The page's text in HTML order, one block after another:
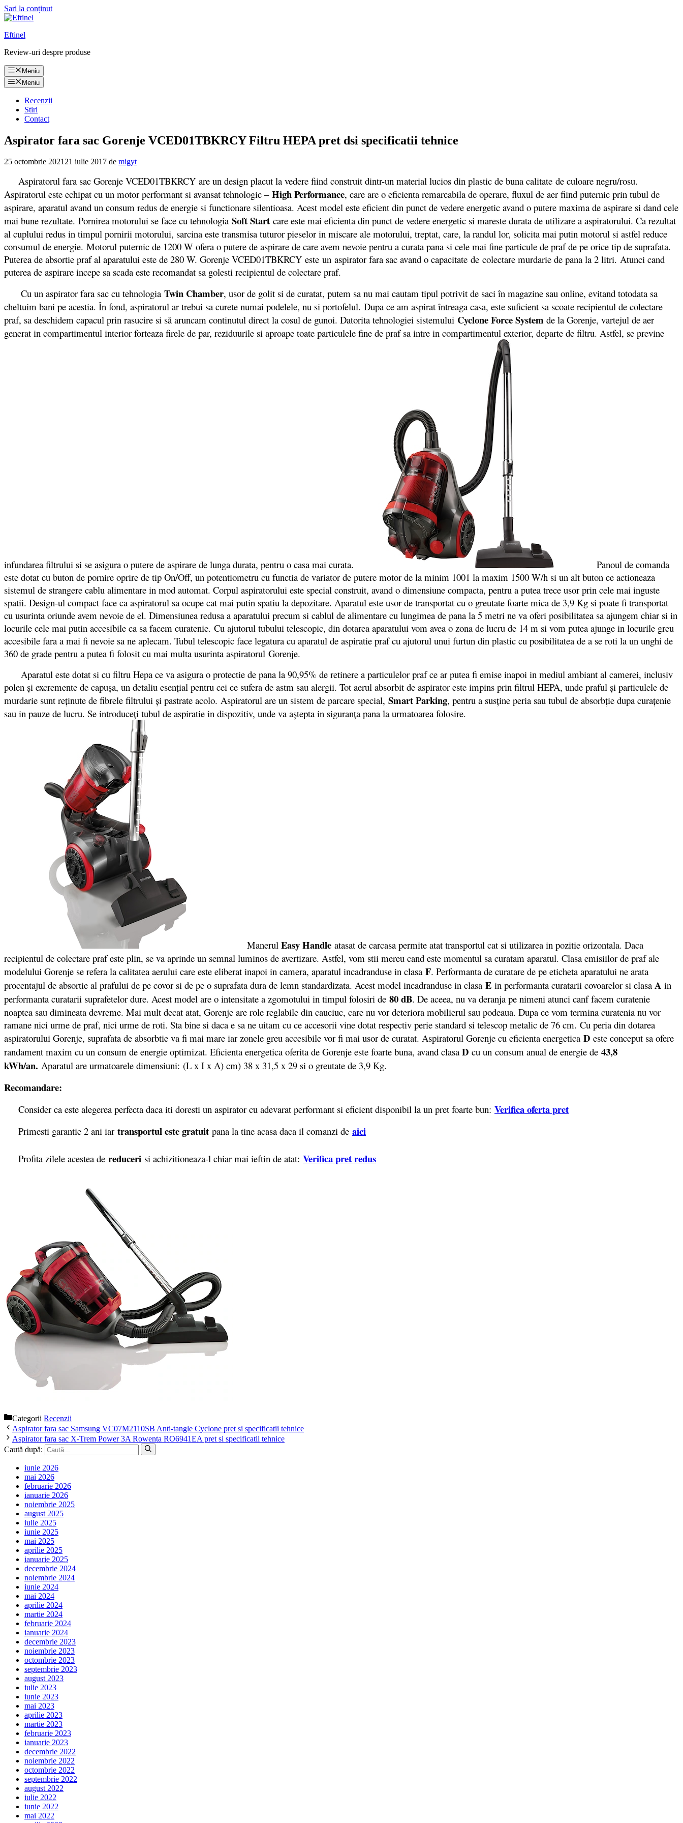
Sari la conținut
Eftinel
Review-uri despre produse
Meniu
Meniu
Recenzii
Stiri
Contact
Aspirator fara sac Gorenje VCED01TBKRCY Filtru HEPA pret dsi specificatii tehnice
25 octombrie 202121 iulie 2017 de migyt
Aspiratorul fara sac Gorenje VCED01TBKRCY are un design placut la vedere fiind construit dintr-un material lucios din plastic de buna calitate de culoare negru/rosu.
Aspiratorul este echipat cu un motor performant si avansat tehnologic – High Performance, care are o eficienta remarcabila de operare, fluxul de aer fiind puternic prin tubul de
aspirare, aparatul avand un consum redus de energie si functionare silentioasa. Acest model este eficient din punct de vedere energetic avand o putere maxima de aspirare si dand cele
mai bune rezultate. Pornirea motorului se face cu tehnologia Soft Start care este mai eficienta din punct de vedere energetic si mareste durata de utilizare a aspiratorului. Ca rezultat
al cuplului redus in timpul pornirii motorului, sarcina este transmisa tuturor pieselor in miscare ale motorului, treptat, care, la randul lor, solicita mai putin motorul si astfel reduce
consumul de energie. Motorul puternic de 1200 W ofera o putere de aspirare de care avem nevoie pentru a curata pana si cele mai fine particule de praf de pe orice tip de suprafata.
Puterea de absortie praf al aparatului este de 280 W. Gorenje VCED01TBKRCY este un aspirator fara sac avand o capacitate de colectare murdarie de pana la 2 litri. Atunci cand
puterea de aspirare incepe sa scada este recomandat sa golesti recipientul de colectare praf.
Cu un aspirator fara sac cu tehnologia Twin Chamber, usor de golit si de curatat, putem sa nu mai cautam tipul potrivit de saci în magazine sau online, evitand totodata sa
cheltuim bani pe acestia. În fond, aspiratorul ar trebui sa curete numai podelele, nu si portofelul. Dupa ce am aspirat întreaga casa, este suficient sa scoate recipientul de colectare
praf, sa deschidem capacul prin rasucire si să aruncam continutul direct la cosul de gunoi. Datorita tehnologiei sistemului Cyclone Force System de la Gorenje, vartejul de aer
generat in compartimentul interior forteaza firele de par, reziduurile si aproape toate particulele fine de praf sa intre in compartimentul exterior, departe de filtru. Astfel, se previne
infundarea filtrului si se asigura o putere de aspirare de lunga durata, pentru o casa mai curata.
Panoul de comanda
este dotat cu buton de pornire oprire de tip On/Off, un potentiometru cu functia de variator de putere motor de la minim 1001 la maxim 1500 W/h si un alt buton ce actioneaza
sistemul de strangere cablu alimentare in mod automat. Corpul aspiratorului este special construit, avand o dimensiune compacta, pentru a putea trece usor prin cele mai inguste
spatii. Design-ul compact face ca aspiratorul sa ocupe cat mai putin spatiu la depozitare. Aparatul este usor de transportat cu o greutate foarte mica de 3,9 Kg si poate fi transportat
cu usurinta oriunde avem nevoie de el. Dimensiunea redusa a aparatului precum si cablul de alimentare cu lungimea de pana la 5 metri ne va oferi posibilitatea sa ajungem chiar si in
locurile cele mai putin accesibile ca sa facem curatenie. Cu ajutorul tubului telescopic, din dotarea aparatului vom avea o zona de lucru de 14 m si vom putea ajunge in locurile greu
accesibile fara a mai fi nevoie sa ne aplecam. Tubul telescopic face legatura cu aparatul de aspiratie praf cu ajutorul unui furtun din plastic cu posibilitatea de a se roti la un unghi de
360 de grade pentru a putea fi folosit cu mai multa usurinta aspiratorul Gorenje.
Aparatul este dotat si cu filtru Hepa ce va asigura o protectie de pana la 90,95% de retinere a particulelor praf ce ar putea fi emise inapoi in mediul ambiant al camerei, inclusiv
polen și excremente de capușa, un detaliu esențial pentru cei ce sufera de astm sau alergii. Tot aerul absorbit de aspirator este impins prin filtrul HEPA, unde praful și particulele de
murdarie sunt reținute de fibrele filtrului și pastrate acolo. Aspiratorul are un sistem de parcare special, Smart Parking, pentru a susține peria sau tubul de absorbție dupa curațenie
sau in pauze de lucru. Se introduceți tubul de aspiratie in dispozitiv, unde va aștepta in siguranța pana la urmatoarea folosire.
Manerul Easy Handle atasat de carcasa permite atat transportul cat si utilizarea in pozitie orizontala. Daca
recipientul de colectare praf este plin, se va aprinde un semnal luminos de avertizare. Astfel, vom stii mereu cand este momentul sa curatam aparatul. Clasa emisiilor de praf ale
modelului Gorenje se refera la calitatea aerului care este eliberat inapoi in camera, aparatul incadranduse in clasa F. Performanta de curatare de pe eticheta aparatului ne arata
procentajul de absortie al prafului de pe covor si de pe o suprafata dura de lemn standardizata. Acest model incadranduse in clasa E in performanta curatarii covoarelor si clasa A in
performanta curatarii suprafetelor dure. Acest model are o intensitate a zgomotului in timpul folosiri de 80 dB. De aceea, nu va deranja pe nimeni atunci canf facem curatenie
noaptea sau dimineata devreme. Mai mult decat atat, Gorenje are role reglabile din cauciuc, care nu vor deteriora mobilierul sau podeaua. Dupa ce vom termina curatenia nu vor
ramane nici urme de praf, nici urme de roti. Sta bine si daca e sa ne uitam cu ce accesorii vine dotat respectiv perie standard si telescop metalic de 76 cm. Cu peria din dotarea
aspiratorului Gorenje, suprafata de absorbtie va fi mai mare iar zonele greu accesibile vor fi mai usor de curatat. Aspiratorul Gorenje cu eficienta energetica D este conceput sa ofere
randament maxim cu un consum de energie optimizat. Eficienta energetica oferita de Gorenje este foarte buna, avand clasa D cu un consum anual de energie de 43,8
kWh/an. Aparatul are urmatoarele dimensiuni: (L x I x A) cm) 38 x 31,5 x 29 si o greutate de 3,9 Kg.
Recomandare:
Consider ca este alegerea perfecta daca iti doresti un aspirator cu adevarat performant si eficient disponibil la un pret foarte bun: Verifica oferta pret
Primesti garantie 2 ani iar transportul este gratuit pana la tine acasa daca il comanzi de aici
Profita zilele acestea de reduceri si achizitioneaza-l chiar mai ieftin de atat: Verifica pret redus
Categorii Recenzii
Aspirator fara sac Samsung VC07M2110SB Anti-tangle Cyclone pret si specificatii tehnice
Aspirator fara sac X-Trem Power 3A Rowenta RO6941EA pret si specificatii tehnice
Caută după:
iunie 2026
mai 2026
februarie 2026
ianuarie 2026
noiembrie 2025
august 2025
iulie 2025
iunie 2025
mai 2025
aprilie 2025
ianuarie 2025
decembrie 2024
noiembrie 2024
iunie 2024
mai 2024
aprilie 2024
martie 2024
februarie 2024
ianuarie 2024
decembrie 2023
noiembrie 2023
octombrie 2023
septembrie 2023
august 2023
iulie 2023
iunie 2023
mai 2023
aprilie 2023
martie 2023
februarie 2023
ianuarie 2023
decembrie 2022
noiembrie 2022
octombrie 2022
septembrie 2022
august 2022
iulie 2022
iunie 2022
mai 2022